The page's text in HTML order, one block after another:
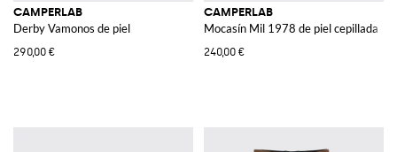
CAMPERLAB
Derby Vamonos de piel
290,00 €
CAMPERLAB
Mocasín Mil 1978 de piel cepillada
240,00 €